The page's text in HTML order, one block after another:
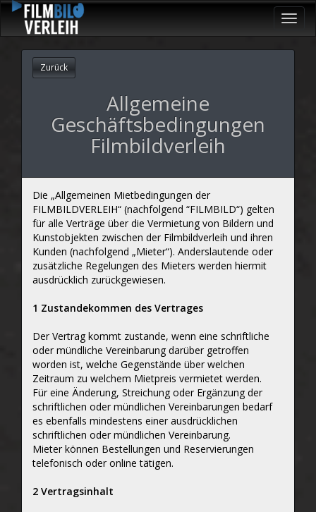
Zurück
Allgemeine
Geschäftsbedingungen
Filmbildverleih
Die „Allgemeinen Mietbedingungen der
FILMBILDVERLEIH“ (nachfolgend “FILMBILD“) gelten
für alle Verträge über die Vermietung von Bildern und
Kunstobjekten zwischen der Filmbildverleih und ihren
Kunden (nachfolgend „Mieter“). Anderslautende oder
zusätzliche Regelungen des Mieters werden hiermit
ausdrücklich zurückgewiesen.
1 Zustandekommen des Vertrages
Der Vertrag kommt zustande, wenn eine schriftliche
oder mündliche Vereinbarung darüber getroffen
worden ist, welche Gegenstände über welchen
Zeitraum zu welchem Mietpreis vermietet werden.
Für eine Änderung, Streichung oder Ergänzung der
schriftlichen oder mündlichen Vereinbarungen bedarf
es ebenfalls mindestens einer ausdrücklichen
schriftlichen oder mündlichen Vereinbarung.
Mieter können Bestellungen und Reservierungen
telefonisch oder online tätigen.
2 Vertragsinhalt